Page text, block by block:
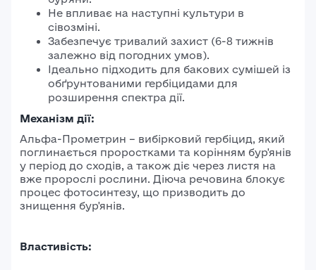
Не впливає на наступні культури в
сівозміні.
Забезпечує тривалий захист (6-8 тижнів
залежно від погодних умов).
Ідеально підходить для бакових сумішей із
обґрунтованими гербіцидами для
розширення спектра дії.
Механізм дії:
Альфа-Прометрин – вибірковий гербіцид, який
поглинається проростками та корінням бур'янів
у період до сходів, а також діє через листя на
вже пророслі рослини. Діюча речовина блокує
процес фотосинтезу, що призводить до
знищення бур'янів.
Властивість: